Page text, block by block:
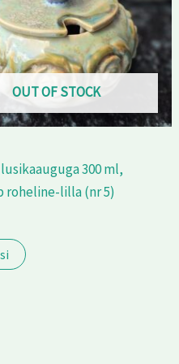
OUT OF STOCK
300 ml,
roheline-lilla (nr 5)